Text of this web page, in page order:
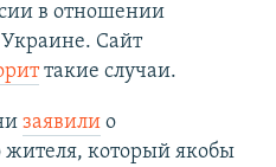
в отношении
Сайт
такие случаи.
заявилио
который якобы